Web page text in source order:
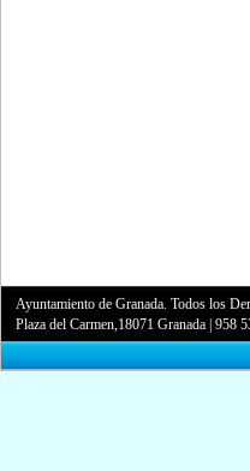
Ayuntamiento de Granada. Todos los
Plaza del Carmen,18071 Granada |958